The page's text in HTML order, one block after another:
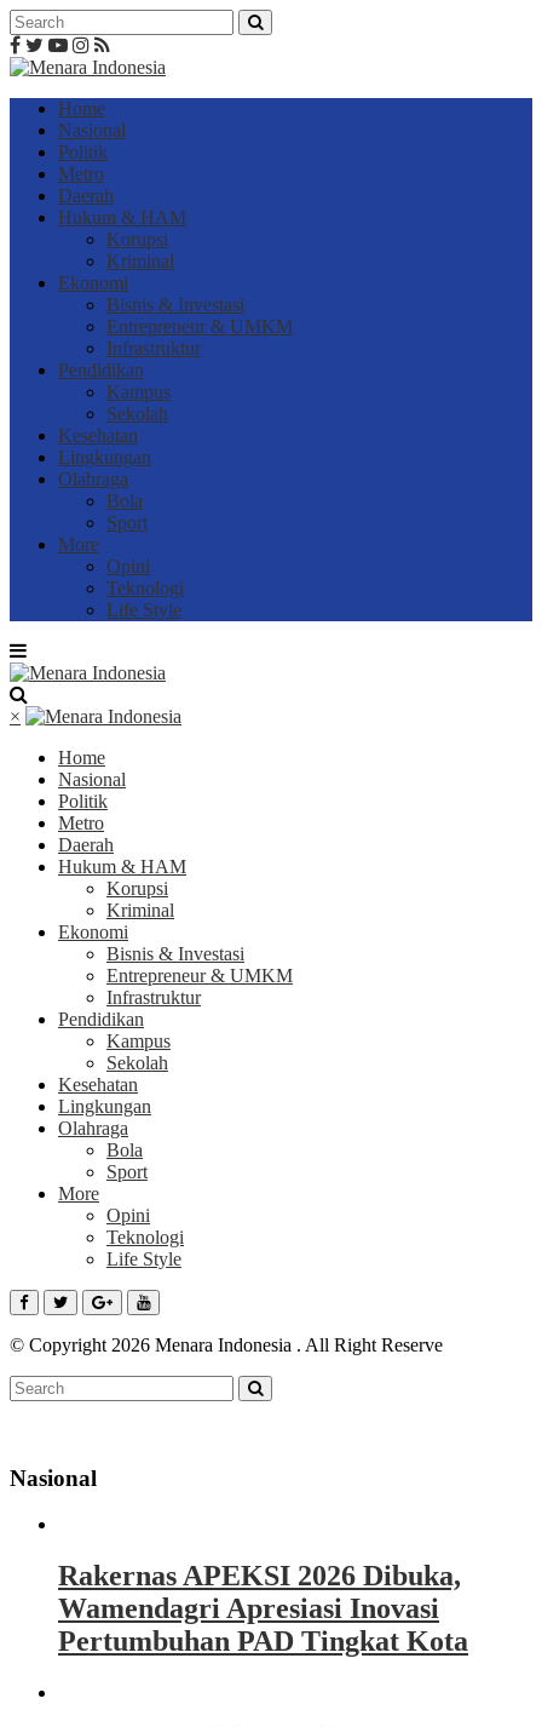
Home
Nasional
Politik
Metro
Daerah
Hukum & HAM
Korupsi
Kriminal
Ekonomi
Bisnis & Investasi
Entrepreneur & UMKM
Infrastruktur
Pendidikan
Kampus
Sekolah
Kesehatan
Lingkungan
Olahraga
Bola
Sport
More
Opini
Teknologi
Life Style
×
Home
Nasional
Politik
Metro
Daerah
Hukum & HAM
Korupsi
Kriminal
Ekonomi
Bisnis & Investasi
Entrepreneur & UMKM
Infrastruktur
Pendidikan
Kampus
Sekolah
Kesehatan
Lingkungan
Olahraga
Bola
Sport
More
Opini
Teknologi
Life Style
© Copyright 2026 Menara Indonesia . All Right Reserve
Nasional
Rakernas APEKSI 2026 Dibuka,
Wamendagri Apresiasi Inovasi
Pertumbuhan PAD Tingkat Kota